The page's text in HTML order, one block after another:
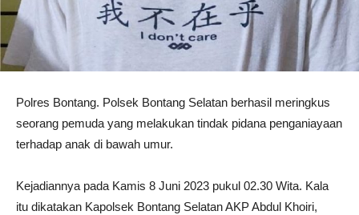
Polres Bontang. Polsek Bontang Selatan berhasil meringkus
seorang pemuda yang melakukan tindak pidana penganiayaan
terhadap anak di bawah umur.
Kejadiannya pada Kamis 8 Juni 2023 pukul 02.30 Wita. Kala
itu dikatakan Kapolsek Bontang Selatan AKP Abdul Khoiri,